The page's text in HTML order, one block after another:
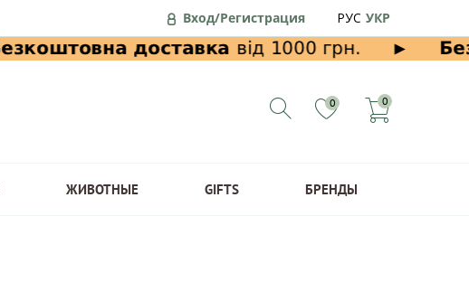
Вход/Регистрация РУС УКР
0 0
ЖИВОТНЫЕ GIFTS БРЕНДЫ